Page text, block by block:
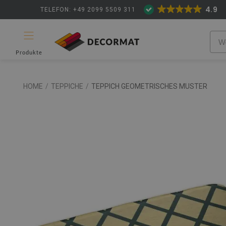
TELEFON: +49 2099 5509 311 4.9
Produkte
HOME / TEPPICHE / TEPPICH GEOMETRISCHES MUSTER